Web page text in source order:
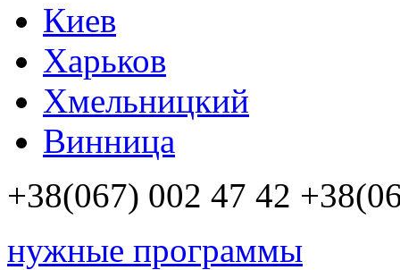
Киев
Харьков
Хмельницкий
Винница
+38(067) 002 47 42
нужные программы